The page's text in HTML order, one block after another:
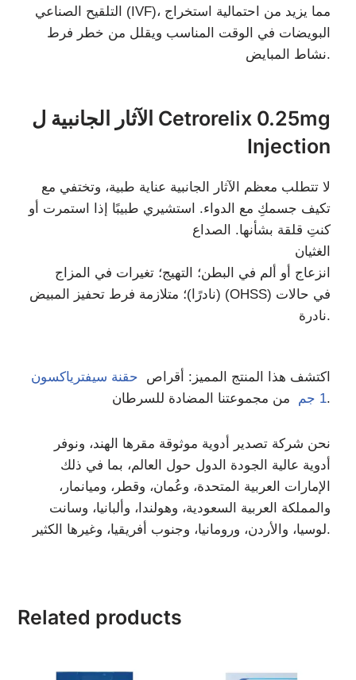
التلقيح الصناعي (IVF)، مما يزيد من احتمالية استخراج
البويضات في الوقت المناسب ويقلل من خطر فرط
نشاط المبايض.
الآثار الجانبية ل Cetrorelix 0.25mg
Injection
لا تتطلب معظم الآثار الجانبية عناية طبية، وتختفي مع
تكيف جسمكِ مع الدواء. استشيري طبيبًا إذا استمرت أو
كنتِ قلقة بشأنها. الصداع
الغثيان
انزعاج أو ألم في البطن؛ التهيج؛ تغيرات في المزاج
(نادرًا)؛ متلازمة فرط تحفيز المبيض (OHSS) في حالات
نادرة.
اكتشف هذا المنتج المميز: أقراص حقنة سيفترياكسون
1 جممن مجموعتنا المضادة للسرطان.
نحن شركة تصدير أدوية موثوقة مقرها الهند، ونوفر
أدوية عالية الجودة الدول حول العالم، بما في ذلك
الإمارات العربية المتحدة، وعُمان، وقطر، وميانمار،
والمملكة العربية السعودية، وهولندا، وألبانيا، وسانت
لوسيا، والأردن، ورومانيا، وجنوب أفريقيا، وغيرها الكثير.
Related products